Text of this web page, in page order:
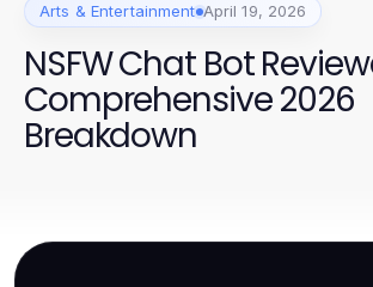
Arts & Entertainment April 19, 2026
NSFW Chat Bot
Comprehensive 2026
Breakdown